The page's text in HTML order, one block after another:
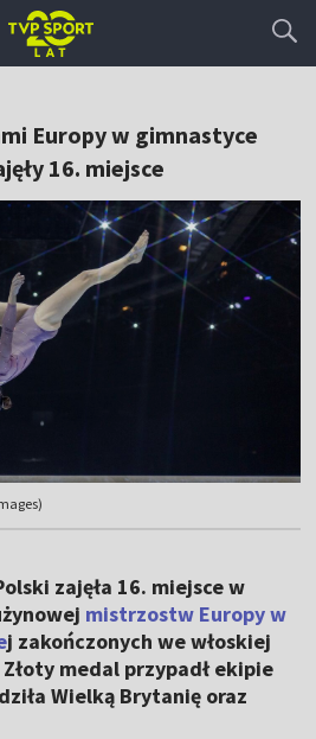
Europy w gimnastyce
16. miejsce
zajęła 16. miejsce w
mistrzostw Europy w
j zakończonych we włoskiej
medal przypadł ekipie
Wielką Brytanię oraz